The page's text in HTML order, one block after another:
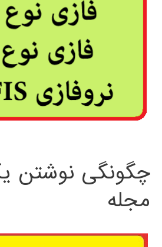
چگونگی نوشتن
مجله